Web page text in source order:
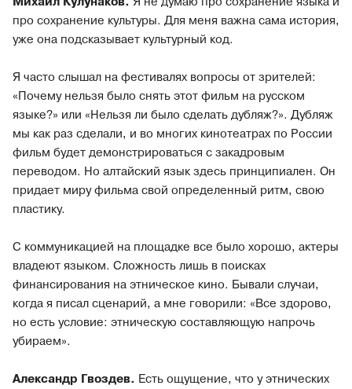
про сохранение культуры. Для меня важна сама история,
уже она подсказывает культурный код.
Я часто слышал на фестивалях вопросы от зрителей:
«Почему нельзя было снять этот фильм на русском
языке?» или «Нельзя ли было сделать дубляж?». Дубляж
мы как раз сделали, и во многих кинотеатрах по России
фильм будет демонстрироваться с закадровым
переводом. Но алтайский язык здесь принципиален. Он
придает миру фильма свой определенный ритм, свою
пластику.
С коммуникацией на площадке все было хорошо, актеры
владеют языком. Сложность лишь в поисках
финансирования на этническое кино. Бывали случаи,
когда я писал сценарий, а мне говорили: «Все здорово,
но есть условие: этническую составляющую напрочь
убираем».
Александр Гвоздев. Есть ощущение, что у этнических